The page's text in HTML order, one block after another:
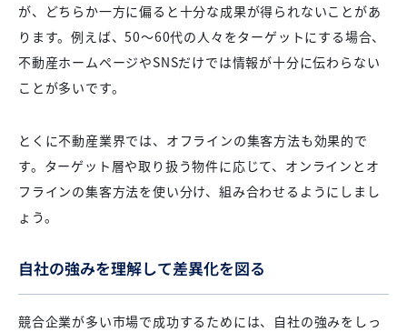
が、どちらか一方に偏ると十分な成果が得られないことがあ
ります。例えば、50～60代の人々をターゲットにする場合、
不動産ホームページやSNSだけでは情報が十分に伝わらない
ことが多いです。
とくに不動産業界では、オフラインの集客方法も効果的で
す。ターゲット層や取り扱う物件に応じて、オンラインとオ
フラインの集客方法を使い分け、組み合わせるようにしまし
ょう。
自社の強みを理解して差異化を図る
競合企業が多い市場で成功するためには、自社の強みをしっ